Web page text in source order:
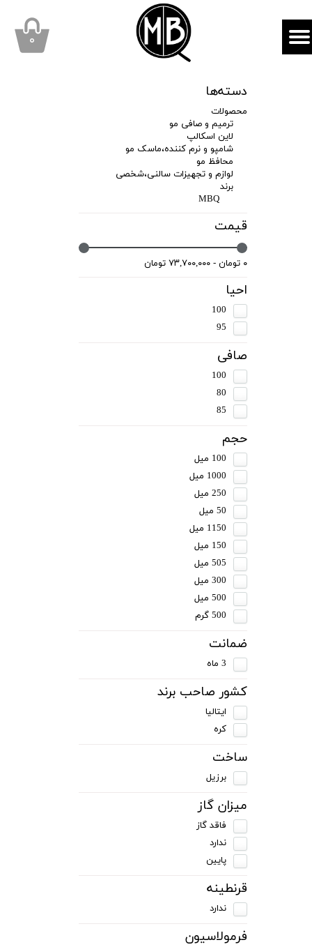
۰
دسته‌ها
محصولات
ترمیم و صافی مو
لاین اسکالپ
شامپو و نرم کننده،ماسک مو
محافظ مو
لوازم و تجهیزات سالنی،شخصی
برند
MBQ
قیمت
۰ تومان - ۷۳,۷۰۰,۰۰۰ تومان
احیا
100
95
صافی
100
80
85
حجم
100 میل
1000 میل
250 میل
50 میل
1150 میل
150 میل
505 میل
300 میل
500 میل
500 گرم
ضمانت
3 ماه
کشور صاحب برند
ایتالیا
کره
ساخت
برزیل
میزان گاز
فاقد گاز
ندارد
پایین
قرنطینه
ندارد
فرمولاسیون